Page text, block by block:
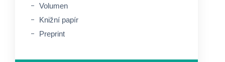
Volumen
Knižní papír
Preprint